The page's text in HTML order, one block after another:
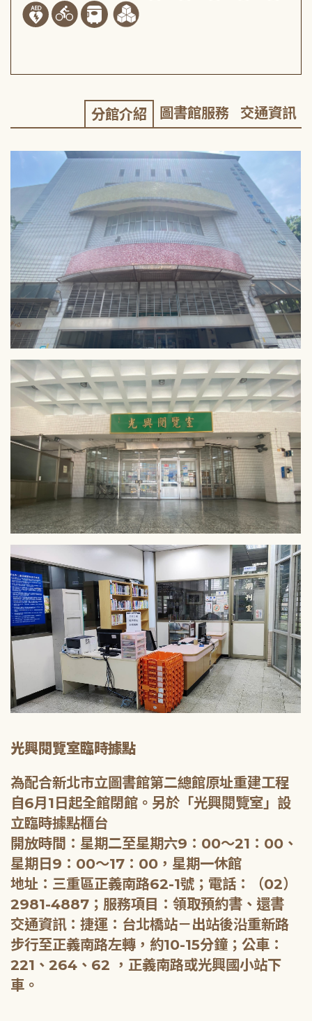
分館介紹 圖書館服務 交通資訊
光興閱覽室臨時據點
為配合新北市立圖書館第二總館原址重建工程
自6月1日起全館閉館。另於「光興閱覽室」設
立臨時據點櫃台
開放時間：星期二至星期六9：00～21：00、
星期日9：00～17：00，星期一休館
地址：三重區正義南路62-1號；電話：（02）
2981-4887；服務項目：領取預約書、還書
交通資訊：捷運：台北橋站－出站後沿重新路
步行至正義南路左轉，約10-15分鐘；公車：
221、264、62 ，正義南路或光興國小站下
車。